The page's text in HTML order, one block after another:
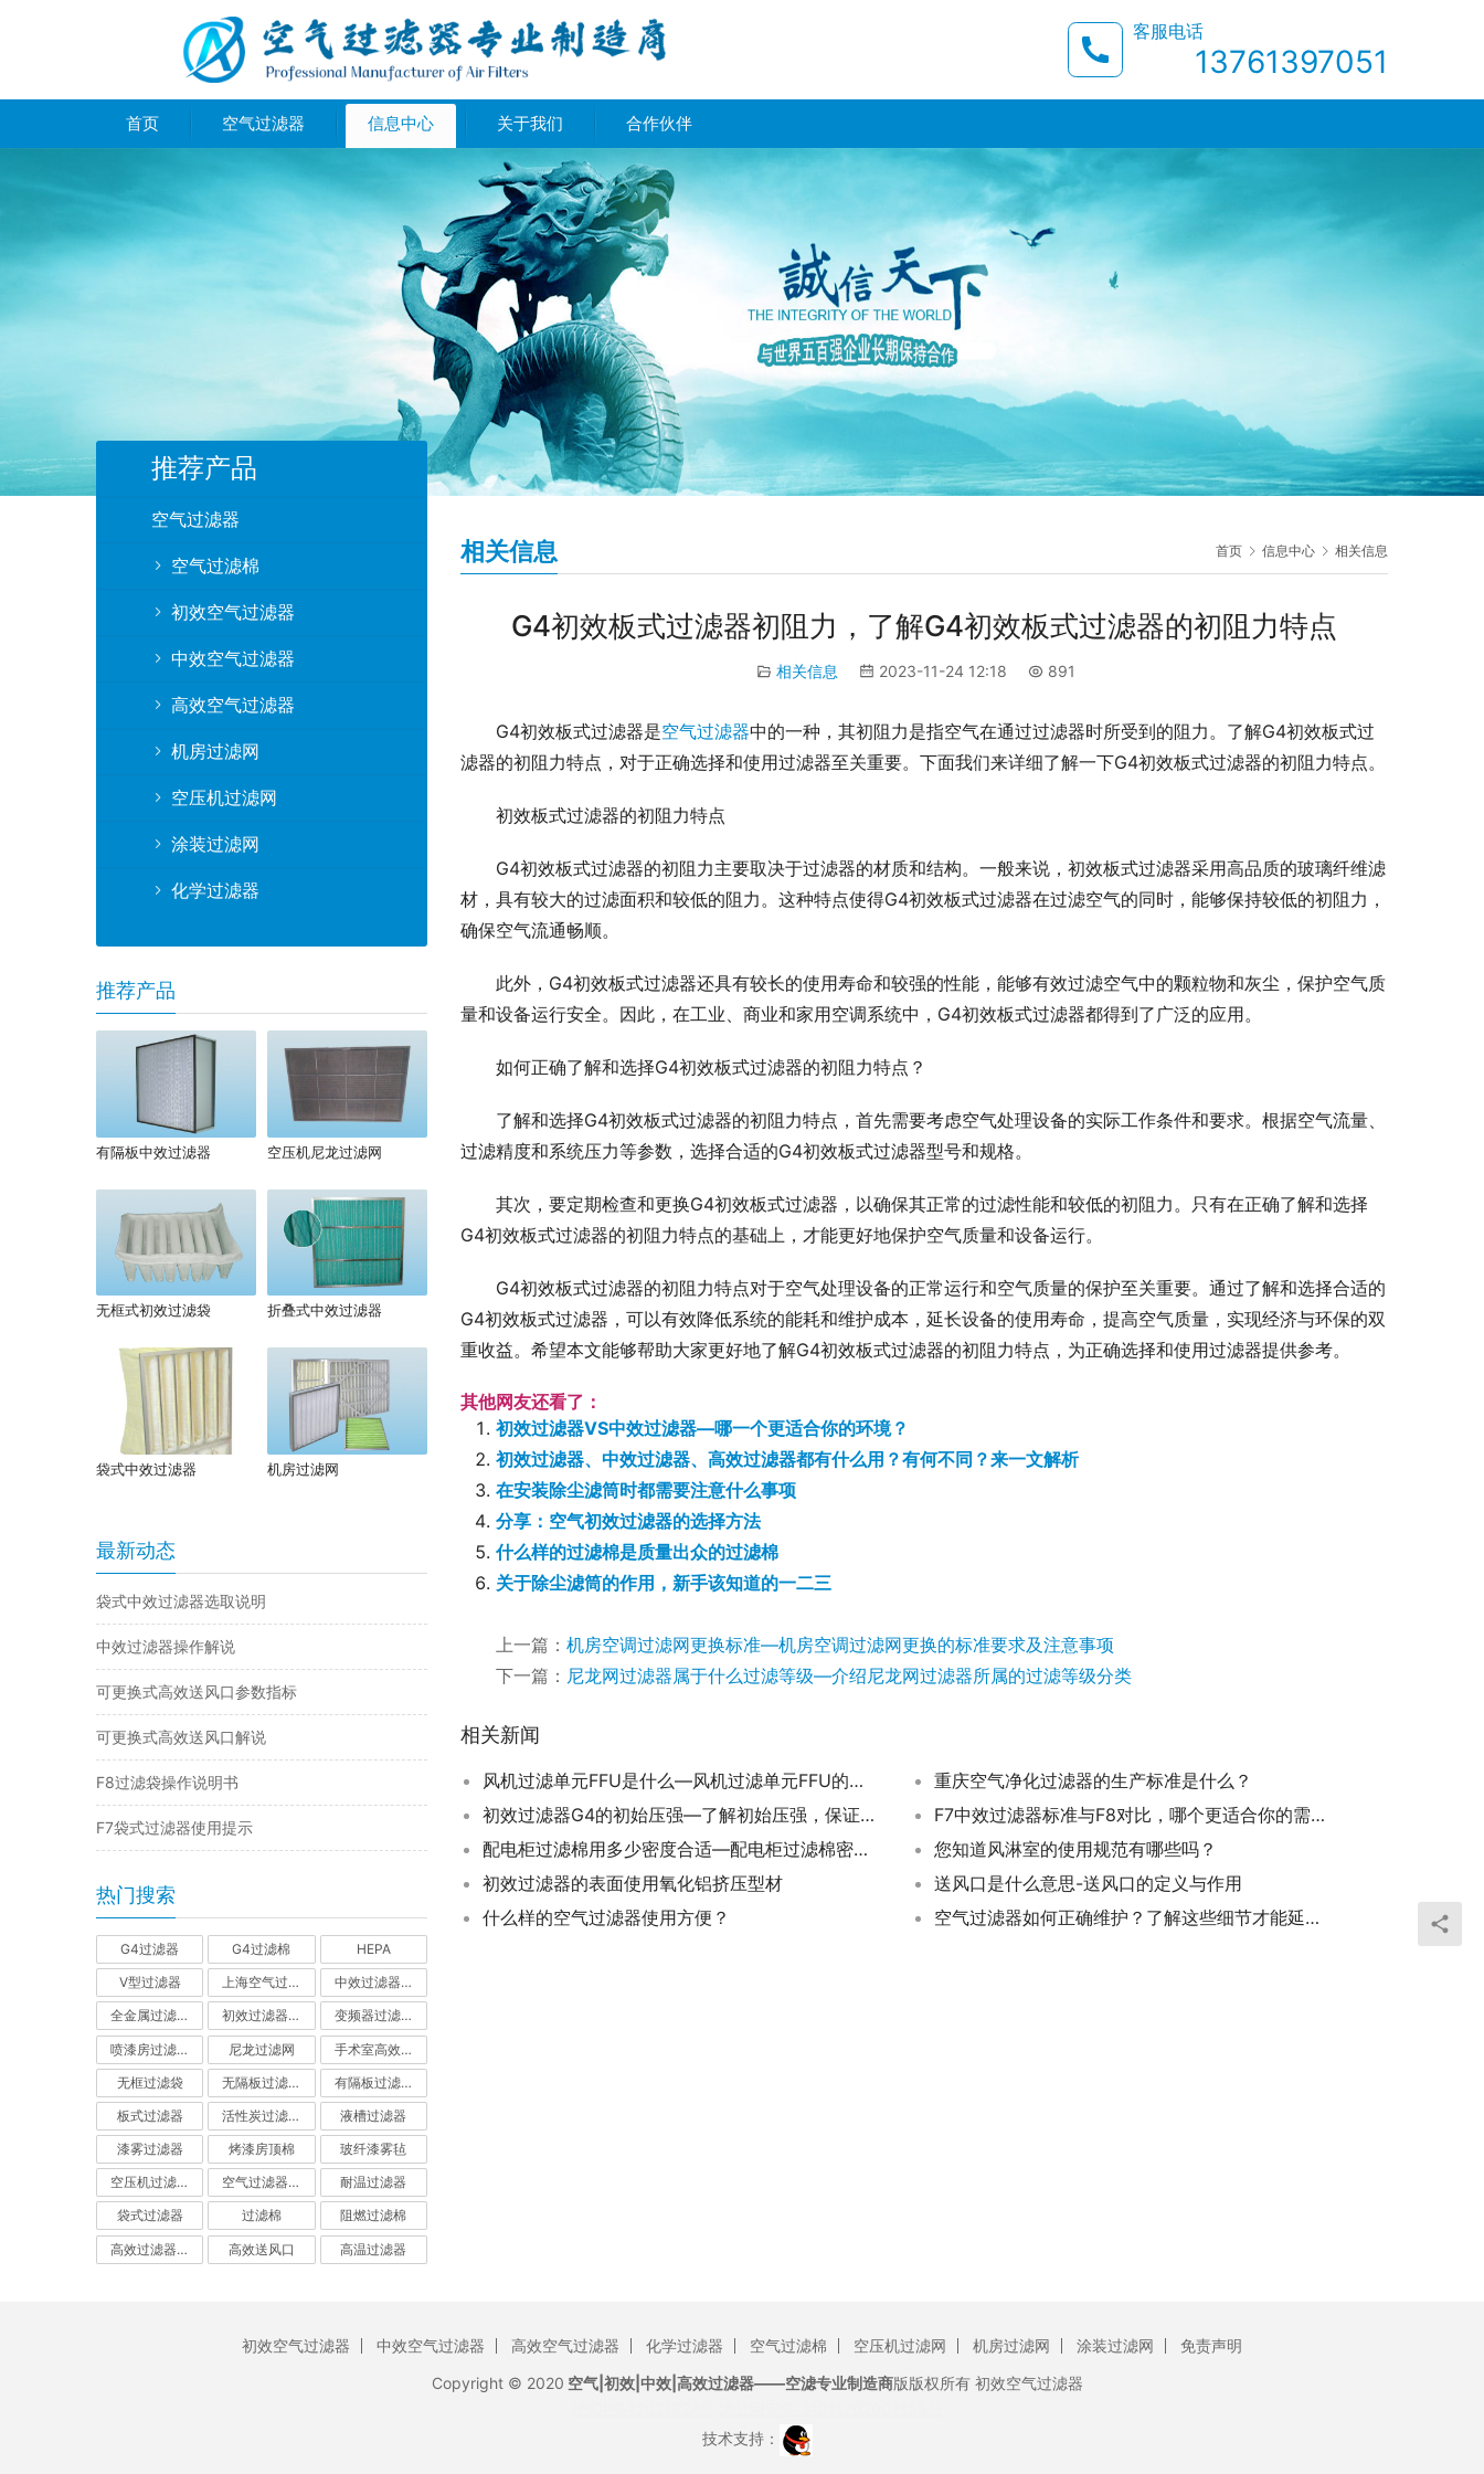
客服电话
13761397051
首页 空气过滤器 信息中心 关于我们 合作伙伴
首页 信息中心 相关信息
相关信息
G4初效板式过滤器初阻力，了解G4初效板式过滤器的初阻力特点
相关信息 2023-11-24 12:18 891
G4初效板式过滤器是空气过滤器中的一种，其初阻力是指空气在通过过滤器时所受到的阻力。了解G4初效板式过
滤器的初阻力特点，对于正确选择和使用过滤器至关重要。下面我们来详细了解一下G4初效板式过滤器的初阻力特点。
初效板式过滤器的初阻力特点
G4初效板式过滤器的初阻力主要取决于过滤器的材质和结构。一般来说，初效板式过滤器采用高品质的玻璃纤维滤
材，具有较大的过滤面积和较低的阻力。这种特点使得G4初效板式过滤器在过滤空气的同时，能够保持较低的初阻力，
确保空气流通畅顺。
此外，G4初效板式过滤器还具有较长的使用寿命和较强的性能，能够有效过滤空气中的颗粒物和灰尘，保护空气质
量和设备运行安全。因此，在工业、商业和家用空调系统中，G4初效板式过滤器都得到了广泛的应用。
如何正确了解和选择G4初效板式过滤器的初阻力特点？
了解和选择G4初效板式过滤器的初阻力特点，首先需要考虑空气处理设备的实际工作条件和要求。根据空气流量、
过滤精度和系统压力等参数，选择合适的G4初效板式过滤器型号和规格。
其次，要定期检查和更换G4初效板式过滤器，以确保其正常的过滤性能和较低的初阻力。只有在正确了解和选择
G4初效板式过滤器的初阻力特点的基础上，才能更好地保护空气质量和设备运行。
G4初效板式过滤器的初阻力特点对于空气处理设备的正常运行和空气质量的保护至关重要。通过了解和选择合适的
G4初效板式过滤器，可以有效降低系统的能耗和维护成本，延长设备的使用寿命，提高空气质量，实现经济与环保的双
重收益。希望本文能够帮助大家更好地了解G4初效板式过滤器的初阻力特点，为正确选择和使用过滤器提供参考。
其他网友还看了：
初效过滤器VS中效过滤器—哪一个更适合你的环境？
初效过滤器、中效过滤器、高效过滤器都有什么用？有何不同？来一文解析
在安装除尘滤筒时都需要注意什么事项
分享：空气初效过滤器的选择方法
什么样的过滤棉是质量出众的过滤棉
关于除尘滤筒的作用，新手该知道的一二三
上一篇： 机房空调过滤网更换标准—机房空调过滤网更换的标准要求及注意事项
下一篇： 尼龙网过滤器属于什么过滤等级—介绍尼龙网过滤器所属的过滤等级分类
相关新闻
风机过滤单元FFU是什么—风机过滤单元FFU的优势有哪些
重庆空气净化过滤器的生产标准是什么？
初效过滤器G4的初始压强—了解初始压强，保证初效过滤器正常工作
F7中效过滤器标准与F8对比，哪个更适合你的需求？
配电柜过滤棉用多少密度合适—配电柜过滤棉密度选择技巧与推荐
您知道风淋室的使用规范有哪些吗？
初效过滤器的表面使用氧化铝挤压型材
送风口是什么意思-送风口的定义与作用
什么样的空气过滤器使用方便？
空气过滤器如何正确维护？了解这些细节才能延长寿命！
推荐产品
空气过滤器
空气过滤棉
初效空气过滤器
中效空气过滤器
高效空气过滤器
机房过滤网
空压机过滤网
涂装过滤网
化学过滤器
推荐产品
有隔板中效过滤器 空压机尼龙过滤网
无框式初效过滤袋 折叠式中效过滤器
袋式中效过滤器 机房过滤网
最新动态
袋式中效过滤器选取说明
中效过滤器操作解说
可更换式高效送风口参数指标
可更换式高效送风口解说
F8过滤袋操作说明书
F7袋式过滤器使用提示
热门搜索
G4过滤器 G4过滤棉 HEPA
V型过滤器 上海空气过滤器 中效过滤器-中效空气过滤器
全金属过滤器 初效过滤器-初效空气过滤器 变频器过滤器
喷漆房过滤棉 尼龙过滤网 手术室高效过滤器
无框过滤袋 无隔板过滤器 有隔板过滤器
板式过滤器 活性炭过滤器-活性炭空气过滤器 液槽过滤器
漆雾过滤器 烤漆房顶棉 玻纤漆雾毡
空压机过滤网 空气过滤器厂家 耐温过滤器
袋式过滤器 过滤棉 阻燃过滤棉
高效过滤器-高效空气过滤器 高效送风口 高温过滤器
初效空气过滤器 中效空气过滤器 高效空气过滤器 化学过滤器 空气过滤棉 空压机过滤网 机房过滤网 涂装过滤网
免责声明
Copyright © 2020 空气|初效|中效|高效过滤器——空滤专业制造商版版权所有 初效空气过滤器
技术支持：